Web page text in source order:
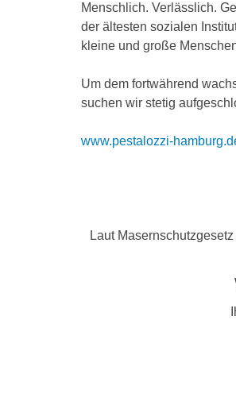
Menschlich. Verlässlich.
der ältesten sozialen
kleine und große
Um dem fortwährend
suchen wir stetig
www.pestalozzi-
Laut